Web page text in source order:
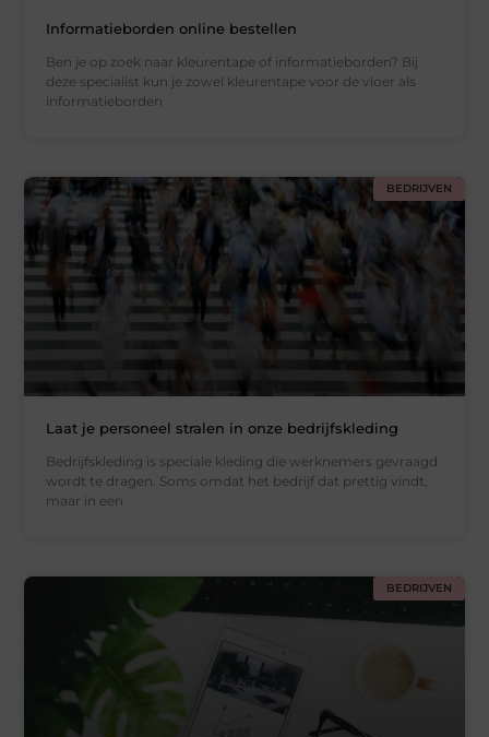
Informatieborden online bestellen
Ben je op zoek naar kleurentape of informatieborden? Bij
deze specialist kun je zowel kleurentape voor de vloer als
informatieborden
BEDRIJVEN
Laat je personeel stralen in onze bedrijfskleding
Bedrijfskleding is speciale kleding die werknemers gevraagd
wordt te dragen. Soms omdat het bedrijf dat prettig vindt,
maar in een
BEDRIJVEN